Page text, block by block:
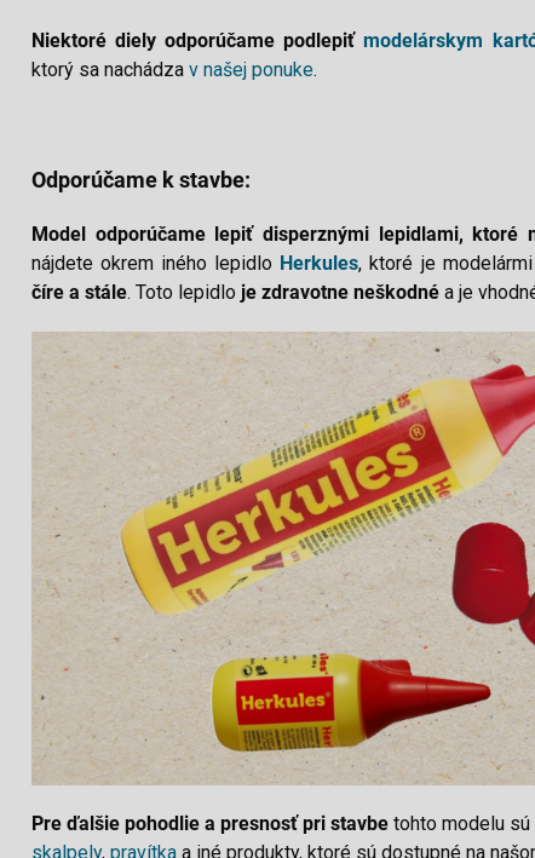
Niektoré diely odporúčame podlepiťmodelárskym
ktorý sa nachádza v našej ponuke.
Odporúčame k stavbe:
Model odporúčamelepiť disperznými lepidlami, ktoré
nájdete okrem iného lepidlo Herkules, ktoré je
číre a stále. Toto lepidlo je zdravotne neškodné a je
Pre ďalšie pohodlie a presnosť pri stavbe tohto modelu
skalpely, pravítka a iné produkty, ktoré sú dostupné na